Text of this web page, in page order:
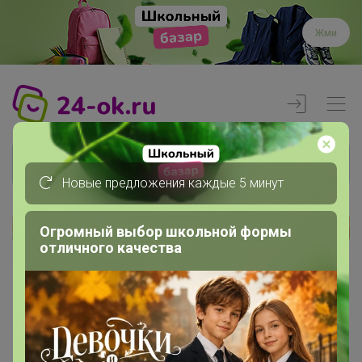
Жми
Главная
Члены клуба
Svetskorik
Новые предложения каждые 5 минут
Огромный выбор школьной формы
отличного качества